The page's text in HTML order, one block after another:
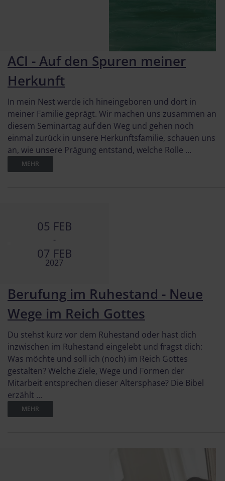
ACI - Auf den Spuren meiner
Herkunft
In mein Nest werde ich hineingeboren und dort in
meiner Familie geprägt. Wir machen uns zusammen an
diesem Seminartag auf den Weg und gehen noch
einmal zurück in unsere Herkunftsfamilie, schauen uns
an, wie unsere Prägung entstand, welche Rolle ...
MEHR
05 FEB
-
07 FEB
2027
Berufung im Ruhestand - Neue
Wege im Reich Gottes
Du stehst kurz vor dem Ruhestand oder hast dich
inzwischen im Ruhestand eingelebt und fragst dich:
Was möchte und soll ich (noch) im Reich Gottes
gestalten? Welche Ziele, Wege und Formen der
Mitarbeit entsprechen dieser Altersphase? Die Bibel
erzählt ...
MEHR